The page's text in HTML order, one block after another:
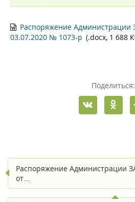
Распоряжение Администрации
03.07.2020 № 1073-р (.docx, 1 688
Поделиться:
Распоряжение Администрации
от…